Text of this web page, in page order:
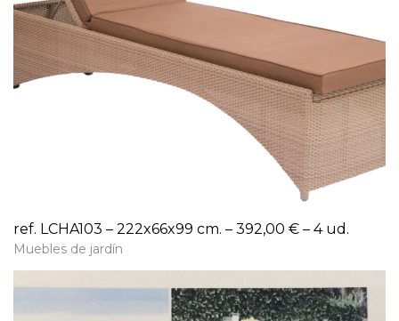
ref. LCHA103 – 222x66x99 cm. – 392,00 € – 4 ud.
Muebles de jardín